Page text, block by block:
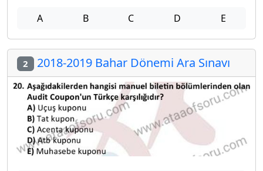
A B C D E
2 2018-2019 Bahar Dönemi Ara Sınavı